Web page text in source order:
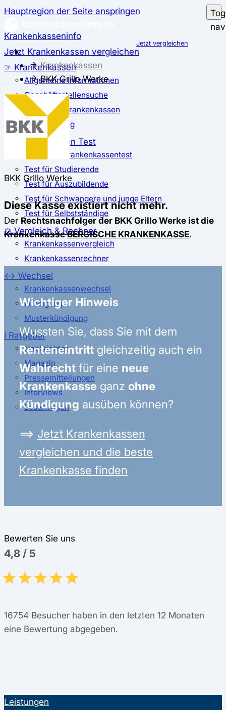
Hauptregion der Seite anspringen
Krankenkasseninfo
Jetzt Krankenkassen vergleichen
☞ Krankenkassen
Allgemeine Informationen
Geschäftsstellensuche
günstigste Krankenkassen
Zusatzbeitrag
✅ Krankenkassen Test
Der große Krankenkassentest
Test für Studierende
Test für Auszubildende
Test für Schwangere und junge Eltern
Test für Selbstständige
⚖️ Vergleich & Rechner
Krankenkassenvergleich
Krankenkassenrechner
↔ Wechsel
Krankenkassenwechsel
Kündigung
Musterkündigung
ℹ Ratgeber
Nachrichten
Magazin
Pressemitteilungen
Interviews
Leserfragen
Jetzt vergleichen
Krankenkassen
BKK Grillo Werke
BKK Grillo Werke
Diese Kasse existiert nicht mehr.
Der Rechtsnachfolger der BKK Grillo Werke ist die
KrankenkasseBERGISCHE KRANKENKASSE.
Wichtiger Hinweis
Wussten Sie, dass Sie mit dem
Renteneintritt gleichzeitig auch ein
Wahlrecht für eine neue
Krankenkasse ganz ohne
Kündigung ausüben können?
⟹ Jetzt Krankenkassen
vergleichen und die beste
Krankenkasse finden
Bewerten Sie uns
4,8 / 5
16754 Besucher haben in den letzten 12 Monaten
eine Bewertung abgegeben.
Leistungen